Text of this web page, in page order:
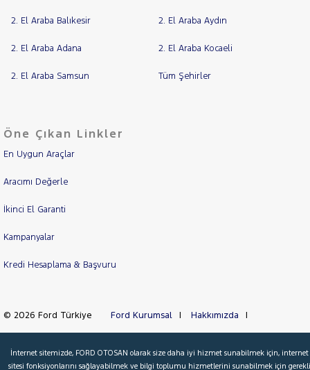
2. El Araba Balıkesir 2. El Araba Aydın
2. El Araba Adana 2. El Araba Kocaeli
2. El Araba Samsun Tüm Şehirler
Öne Çıkan Linkler
En Uygun Araçlar
Aracımı Değerle
İkinci El Garanti
Kampanyalar
Kredi Hesaplama & Başvuru
© 2026 Ford Türkiye Ford Kurumsal Hakkımızda
Çerez Tercihleri
İnternet sitemizde, FORD OTOSAN olarak size daha iyi hizmet sunabilmek için, internet
sitesi fonksiyonlarını sağlayabilmek ve bilgi toplumu hizmetlerini sunabilmek için gerekli